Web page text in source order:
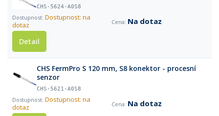
CHS-5624-A0S8
Dostupnost: na
dotaz
Na dotaz
Detail
CHS FermPro S 120 mm, S8 konektor - procesní
senzor
CHS-5621-A0S8
Dostupnost: na
dotaz
Na dotaz